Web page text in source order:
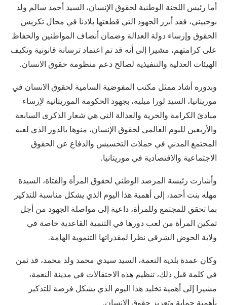
أما رئيس اللجنة الوطنية لحقوق الإنسان، السيد أحمد سالم ولد
بوحبيني، فقد أبزر الجهود التي قطعتها بلادنا في مجال تكريس
الحقوق وإرساء دولة العدالة وضمان أنصاف المواطنين والحفاظ
على كرامتهم، مشيرا إلى أنه قد تم اعتماد ترسانة قانونية وتكيف
الهيئات العدلية والتنفيذية لصالح دعم منظومة حقوق الانسان.
وبدوره أشاد ممثل مكتب المفوضية السامية لحقوق الانسان في
موريتانيا، السيد لورا ميليه، بجهود الحكومة الموريتانية لإرساء
مبادئ الكرامة والحرية والعدالة التي هي شعار الذكرى السابعة
والأربعين لليوم العالمي لحقوق الإنسان، منوها بالدور الذي لعبه
المجتمع المدني في حملات التحسيس والدفاع عن الحقوق
الاجتماعية والاقتصادية في موريتانيا.
وأشارت رئيسة المرصد الوطني لحقوق المرأة والفتاة، السيدة
مهله بنت أحمد، إلى أهمية هذا اليوم الذي يشكل مناسبة للتذكير
بما تحقق للمجتمع وللمرأة، داعية إلى مواصلة الجهود من أجل
تمكين المرأة من لعب دورها في التنمية القاعدية خاصة في
ولاية الحوض الشرقي نظرا لمقدراتها التنموية الهامة.
وكان عمدة بلدية النعمة، السيد سيدي محمد ولد محمد، قد ثمن
في كلمة قبل ذلك، تنظيم هذه الاحتفالات في مدينة النعمة،
مشيرا إلى أهمية تخليد هذا اليوم الذي يشكل فرصة للتذكير
بأهمية حماية وتعزيز حقوق الإنسان.